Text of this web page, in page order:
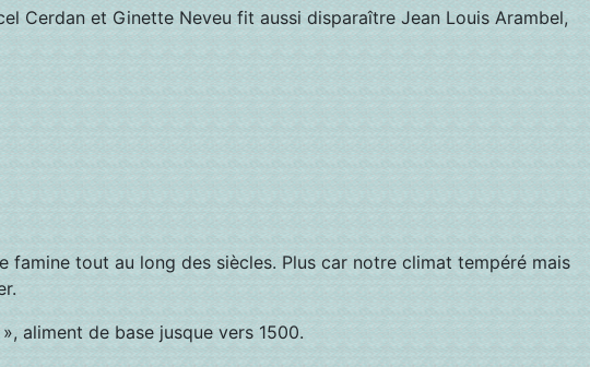
Cerdan et Ginette Neveu fit aussi disparaître Jean Louis Arambel,
famine tout au long des siècles. Plus car notre climat tempéré mais
aliment de base jusque vers 1500.